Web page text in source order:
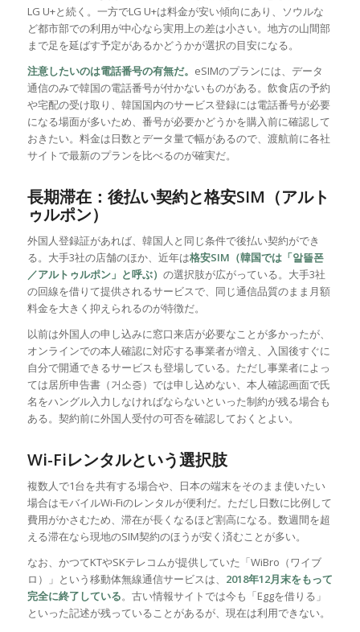
LG U+と続く。一方でLG U+は料金が安い傾向にあり、ソウルな
ど都市部での利用が中心なら実用上の差は小さい。地方の山間部
まで足を延ばす予定があるかどうかが選択の目安になる。
注意したいのは電話番号の有無だ。 eSIMのプランには、データ
通信のみで韓国の電話番号が付かないものがある。飲食店の予約
や宅配の受け取り、韓国国内のサービス登録には電話番号が必要
になる場面が多いため、番号が必要かどうかを購入前に確認して
おきたい。料金は日数とデータ量で幅があるので、渡航前に各社
サイトで最新のプランを比べるのが確実だ。
長期滞在：後払い契約と格安SIM（アルト
ゥルポン）
外国人登録証があれば、韓国人と同じ条件で後払い契約ができ
る。大手3社の店舗のほか、近年は格安SIM（韓国では「알뜰폰
／アルトゥルポン」と呼ぶ） の選択肢が広がっている。大手3社
の回線を借りて提供されるサービスで、同じ通信品質のまま月額
料金を大きく抑えられるのが特徴だ。
以前は外国人の申し込みに窓口来店が必要なことが多かったが、
オンラインでの本人確認に対応する事業者が増え、入国後すぐに
自分で開通できるサービスも登場している。ただし事業者によっ
ては居所申告書（거소증）では申し込めない、本人確認画面で氏
名をハングル入力しなければならないといった制約が残る場合も
ある。契約前に外国人受付の可否を確認しておくとよい。
Wi-Fiレンタルという選択肢
複数人で1台を共有する場合や、日本の端末をそのまま使いたい
場合はモバイルWi-Fiのレンタルが便利だ。ただし日数に比例して
費用がかさむため、滞在が長くなるほど割高になる。数週間を超
える滞在なら現地のSIM契約のほうが安く済むことが多い。
なお、かつてKTやSKテレコムが提供していた「WiBro（ワイブ
ロ）」という移動体無線通信サービスは、 2018年12月末をもって
完全に終了している。古い情報サイトでは今も「Eggを借りる」
といった記述が残っていることがあるが、現在は利用できない。